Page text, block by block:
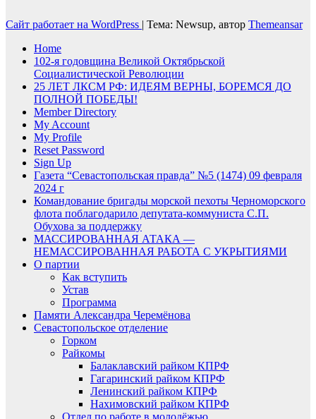
Сайт работает на WordPress Тема: Newsup, автор Themeansar
Home
102-я годовщина Великой Октябрьской
Социалистической Революции
25 ЛЕТ ЛКСМ РФ: ИДЕЯМ ВЕРНЫ, БОРЕМСЯ ДО
ПОЛНОЙ ПОБЕДЫ!
Member Directory
My Account
My Profile
Reset Password
Sign Up
Газета “Севастопольская правда” №5 (1474) 09 февраля
2024 г
Командование бригады морской пехоты Черноморского
флота поблагодарило депутата-коммуниста С.П.
Обухова за поддержку
МАССИРОВАННАЯ АТАКА —
НЕМАССИРОВАННАЯ РАБОТА С УКРЫТИЯМИ
О партии
Как вступить
Устав
Программа
Памяти Александра Черемёнова
Севастопольское отделение
Горком
Райкомы
Балаклавский райком КПРФ
Гагаринский райком КПРФ
Ленинский райком КПРФ
Нахимовский райком КПРФ